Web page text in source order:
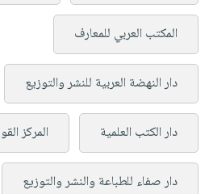
المكتب العربي للمعارف
دار النهضة العربية للنشر والتوزيع
دار الكتب العلمية المركز
دار صفاء للطباعة والنشر والتوزيع